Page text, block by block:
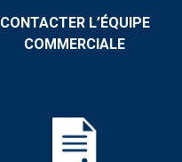
CONTACTER L’ÉQUIPE
COMMERCIALE